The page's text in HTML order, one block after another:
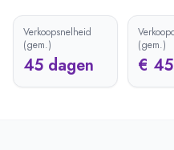
Verkoopsnelheid
(gem.)
45 dagen
(gem.)
€